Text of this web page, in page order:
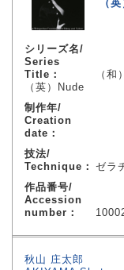
（英
シリーズ名/
Series
Title：
（
（英）Nude
制作年/
Creation
date：
技法/
Technique： ゼラ
作品番号/
Accession
number：
秋山 庄太郎